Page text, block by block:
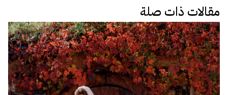
مقالات ذات صلة